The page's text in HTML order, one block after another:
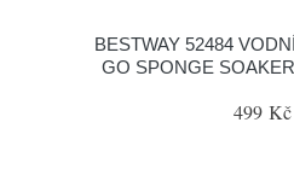
BESTWAY 52484
GO SPONGE
499 Kč